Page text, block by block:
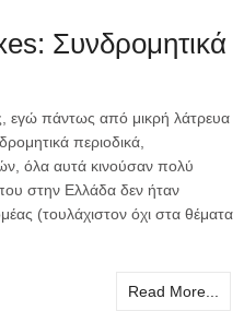
Συνδρομητικά
εγώ πάντως από μικρή λάτρευα
περιοδικά,
όλα αυτά κινούσαν πολύ
στην Ελλάδα δεν ήταν
(τουλάχιστον όχι στα θέματα
Read More...